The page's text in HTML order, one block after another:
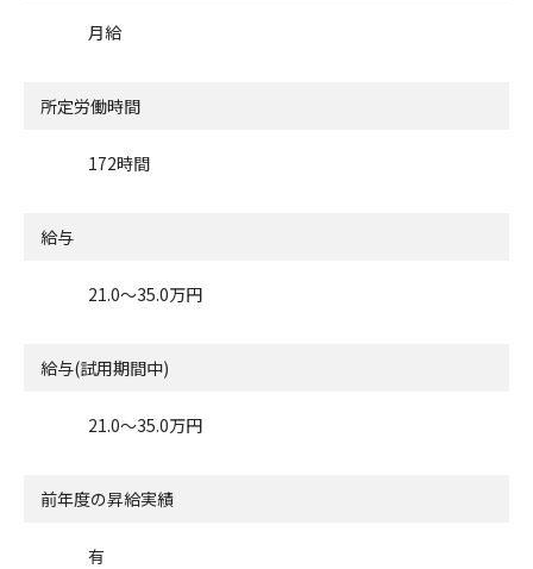
月給
所定労働時間
172時間
給与
21.0〜35.0万円
給与(試用期間中)
21.0〜35.0万円
前年度の昇給実績
有